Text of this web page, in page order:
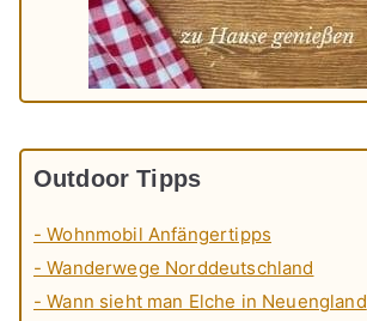
Outdoor Tipps
- Wohnmobil Anfängertipps
- Wanderwege Norddeutschland
- Wann sieht man Elche in Neuengland